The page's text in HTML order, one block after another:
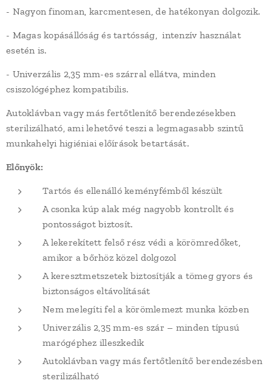
- Nagyon finoman, karcmentesen, de hatékonyan dolgozik.
- Magas kopásállóság és tartósság, intenzív használat
esetén is.
- Univerzális 2,35 mm-es szárral ellátva, minden
csiszológéphez kompatibilis.
Autoklávban vagy más fertőtlenítő berendezésekben
sterilizálható, ami lehetővé teszi a legmagasabb szintű
munkahelyi higiéniai előírások betartását.
Előnyök:
Tartós és ellenálló keményfémből készült
A csonka kúp alak még nagyobb kontrollt és
pontosságot biztosít.
A lekerekített felső rész védi a körömredőket,
amikor a bőrhöz közel dolgozol
A keresztmetszetek biztosítják a tömeg gyors és
biztonságos eltávolítását
Nem melegíti fel a körömlemezt munka közben
Univerzális 2,35 mm-es szár – minden típusú
marógéphez illeszkedik
Autoklávban vagy más fertőtlenítő berendezésben
sterilizálható